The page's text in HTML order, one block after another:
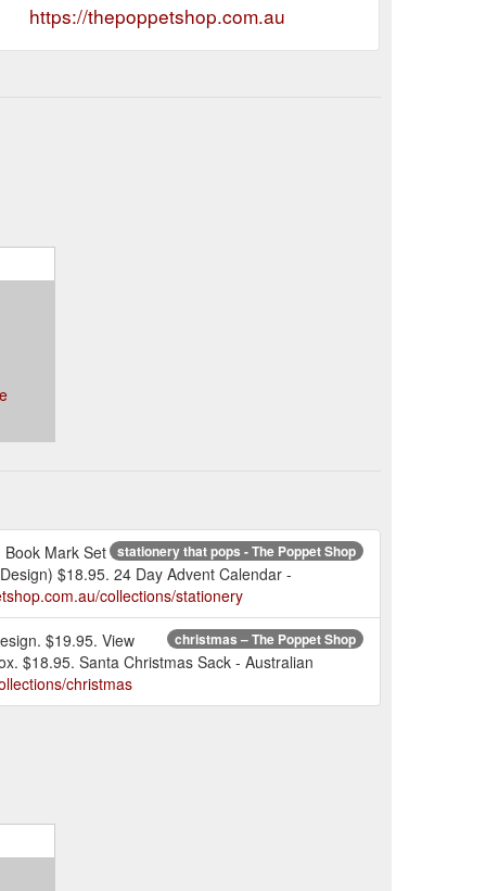
https://thepoppetshop.com.au
stationery that pops - The Poppet Shop
Mark Set
$18.95. 24 Day Advent Calendar -
collections/stationery
christmas – The Poppet Shop
$19.95. View
$18.95. Santa Christmas Sack - Australian
christmas